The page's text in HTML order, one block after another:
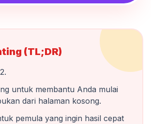
(TL;DR)
untuk membantu Anda mulai
dari halaman kosong.
pemula yang ingin hasil cepat